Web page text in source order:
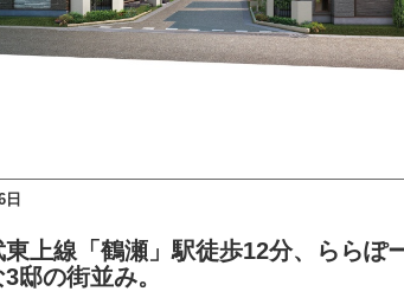
日
東上線「鶴瀬」駅徒歩12分、ららぽ
邸の街並み。